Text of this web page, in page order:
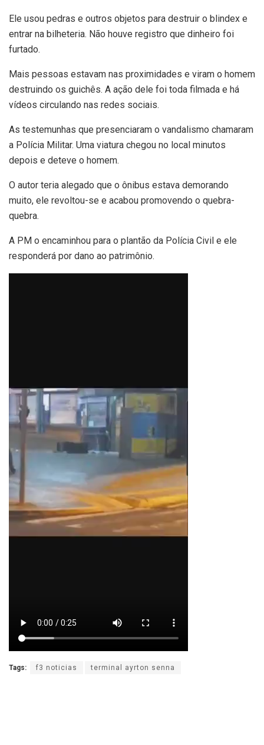
Ele usou pedras e outros objetos para destruir o blindex e
entrar na bilheteria. Não houve registro que dinheiro foi
furtado.
Mais pessoas estavam nas proximidades e viram o homem
destruindo os guichês. A ação dele foi toda filmada e há
vídeos circulando nas redes sociais.
As testemunhas que presenciaram o vandalismo chamaram
a Polícia Militar. Uma viatura chegou no local minutos
depois e deteve o homem.
O autor teria alegado que o ônibus estava demorando
muito, ele revoltou-se e acabou promovendo o quebra-
quebra.
A PM o encaminhou para o plantão da Polícia Civil e ele
responderá por dano ao patrimônio.
Tags: f3 noticias terminal ayrton senna